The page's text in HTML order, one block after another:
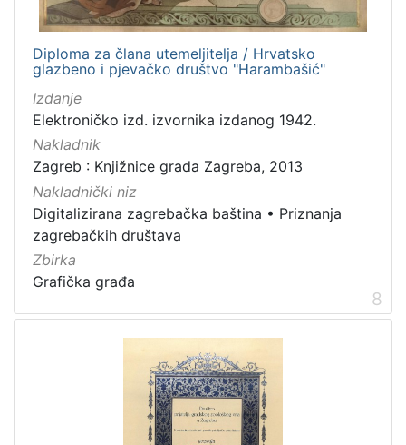
Diploma za člana utemeljitelja / Hrvatsko
glazbeno i pjevačko društvo "Harambašić"
Izdanje
Elektroničko izd. izvornika izdanog 1942.
Nakladnik
Zagreb : Knjižnice grada Zagreba, 2013
Nakladnički niz
Digitalizirana zagrebačka baština • Priznanja
zagrebačkih društava
Zbirka
Grafička građa
8